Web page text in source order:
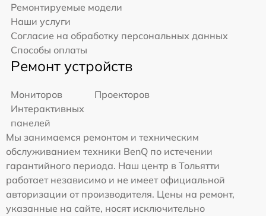
Ремонтируемые модели
Наши услуги
Согласие на обработку персональных данных
Способы оплаты
Ремонт устройств
Мониторов
Проекторов
Интерактивных
панелей
Мы занимаемся ремонтом и техническим
обслуживанием техники BenQ по истечении
гарантийного периода. Наш центр в Тольятти
работает независимо и не имеет официальной
авторизации от производителя. Цены на ремонт,
указанные на сайте, носят исключительно